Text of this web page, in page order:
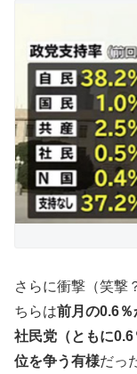
さらに衝撃（笑撃
ちらは前月の0.6％
社民党（ともに
位を争う有様だっ